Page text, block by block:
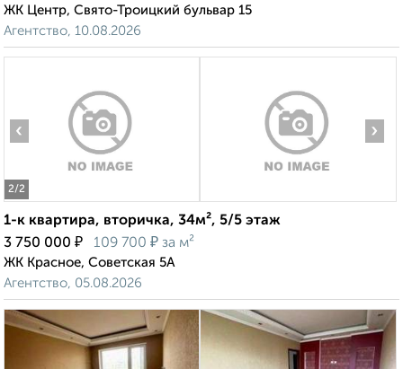
ЖК Центр, Свято-Троицкий бульвар 15
Агентство, 10.08.2026
2/2
‹ ›
1-к квартира, вторичка, 34м², 5/5 этаж
3 750 000 ₽ 109 700 ₽ за м²
ЖК Красное, Советская 5А
Агентство, 05.08.2026